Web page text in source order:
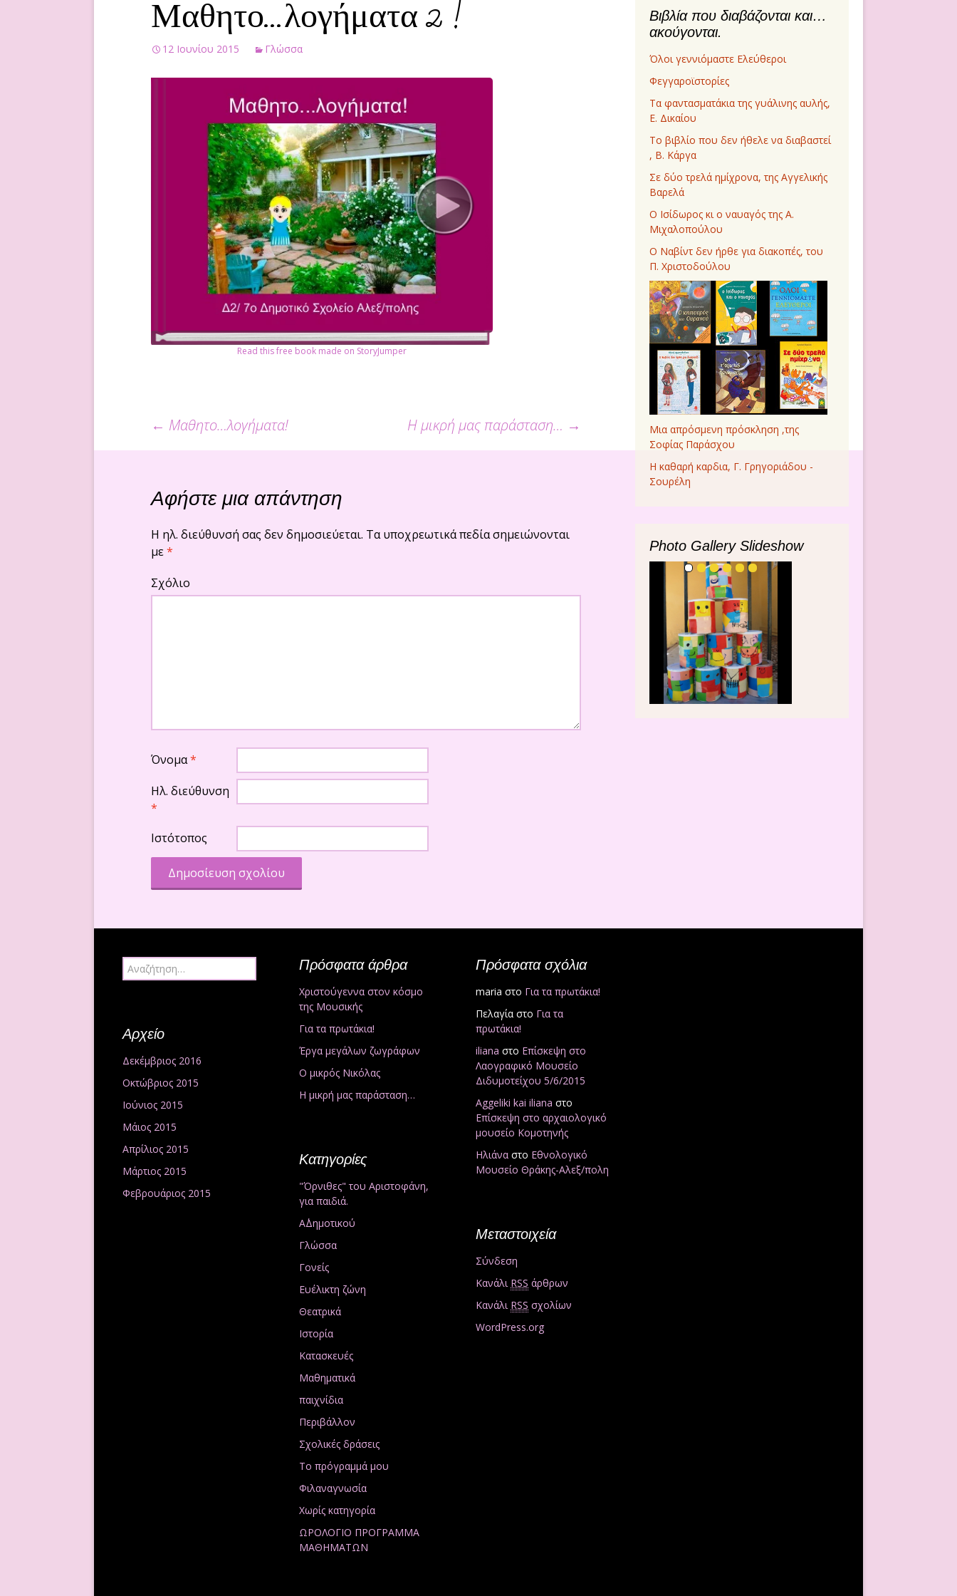
Μαθηματικά
Μαθητο…λογήματα 2 !
12 Ιουνίου 2015 Γλώσσα
Read this free book made on StoryJumper
Πλοήγηση άρθρων
← Μαθητο…λογήματα! Η μικρή μας παράσταση… →
Αφήστε μια απάντηση
Η ηλ. διεύθυνσή σας δεν δημοσιεύεται. Τα υποχρεωτικά πεδία σημειώνονται
με*
Σχόλιο
Όνομα*
Ηλ. διεύθυνση
*
Ιστότοπος
Βιβλία που διαβάζονται και…
ακούγονται.
Όλοι γεννιόμαστε Ελεύθεροι
Φεγγαροϊστορίες
Τα φαντασματάκια της γυάλινης αυλής,
Ε. Δικαίου
Το βιβλίο που δεν ήθελε να διαβαστεί
, Β. Κάργα
Σε δύο τρελά ημίχρονα, της Αγγελικής
Βαρελά
Ο Ισίδωρος κι ο ναυαγός της Α.
Μιχαλοπούλου
Ο Ναβίντ δεν ήρθε για διακοπές, του
Π. Χριστοδούλου
Μια απρόσμενη πρόσκληση ,της
Σοφίας Παράσχου
Η καθαρή καρδια, Γ. Γρηγοριάδου -
Σουρέλη
Photo Gallery Slideshow
Αναζήτηση για: Πρόσφατα άρθρα
Χριστούγεννα στον κόσμο
της Μουσικής
Για τα πρωτάκια!
Έργα μεγάλων ζωγράφων
Ο μικρός Νικόλας
Η μικρή μας παράσταση…
Πρόσφατα σχόλια
maria στο Για τα πρωτάκια!
Πελαγία στο Για τα
πρωτάκια!
iliana στο Επίσκεψη στο
Λαογραφικό Μουσείο
Διδυμοτείχου 5/6/2015
Aggeliki kai iliana στο
Επίσκεψη στο αρχαιολογικό
μουσείο Κομοτηνής
Ηλιάνα στο Εθνολογικό
Μουσείο Θράκης-Αλεξ/πολη
Αρχείο
Δεκέμβριος 2016
Οκτώβριος 2015
Ιούνιος 2015
Μάιος 2015
Απρίλιος 2015
Μάρτιος 2015
Φεβρουάριος 2015
Kατηγορίες
"Όρνιθες" του Αριστοφάνη,
για παιδιά.
Α΄Δημοτικού
Γλώσσα
Γονείς
Ευέλικτη ζώνη
Θεατρικά
Ιστορία
Κατασκευές
Μαθηματικά
παιχνίδια
Περιβάλλον
Σχολικές δράσεις
Το πρόγραμμά μου
Φιλαναγνωσία
Χωρίς κατηγορία
ΩΡΟΛΟΓΙΟ ΠΡΟΓΡΑΜΜΑ
ΜΑΘΗΜΑΤΩΝ
Μεταστοιχεία
Σύνδεση
Κανάλι RSS άρθρων
Κανάλι RSS σχολίων
WordPress.org